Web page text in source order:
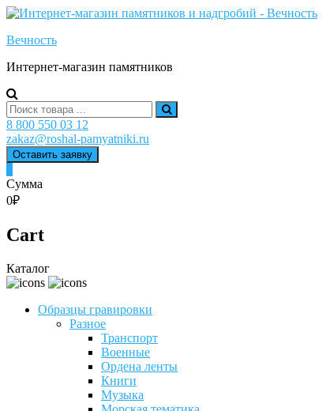
Skip
content
Вечность
Интернет-магазин памятников
Search
for:
8 800 550 03 12
zakaz@roshal-pamyatniki.ru
Оставить заявку
Сумма
0₽
Cart
Каталог
Образцы гравировки
Разное
Транспорт
Военные
Ордена ленты
Книги
Музыка